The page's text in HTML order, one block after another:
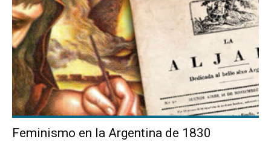
Feminismo en la Argentina de 1830